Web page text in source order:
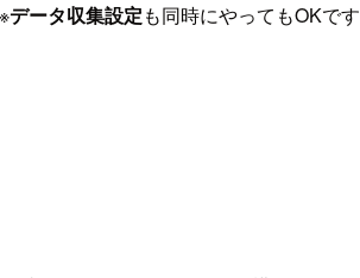
データ収集設定も同時にやってもOKです